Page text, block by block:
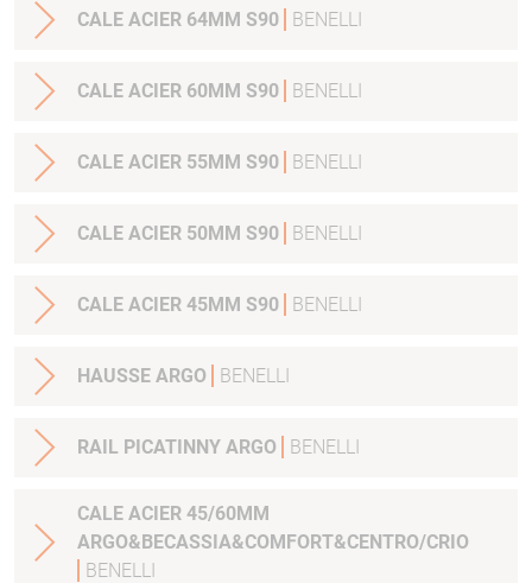
CALE ACIER 64MM S90 BENELLI
CALE ACIER 60MM S90 BENELLI
CALE ACIER 55MM S90 BENELLI
CALE ACIER 50MM S90 BENELLI
CALE ACIER 45MM S90 BENELLI
HAUSSE ARGO BENELLI
RAIL PICATINNY ARGO BENELLI
CALE ACIER 45/60MM
ARGO&BECASSIA&COMFORT&CENTRO/CRIO
BENELLI